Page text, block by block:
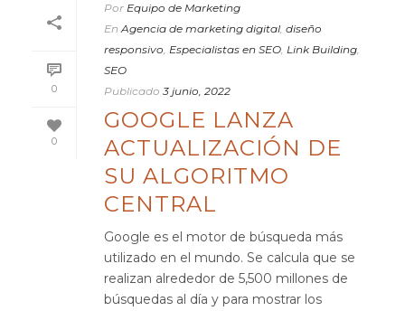
0
0
Por Equipo de Marketing
En Agencia de marketing digital, diseño
responsivo, Especialistas en SEO, Link Building,
SEO
Publicado 3 junio, 2022
GOOGLE LANZA
ACTUALIZACIÓN DE
SU ALGORITMO
CENTRAL
Google es el motor de búsqueda más
utilizado en el mundo. Se calcula que se
realizan alrededor de 5,500 millones de
búsquedas al día y para mostrar los